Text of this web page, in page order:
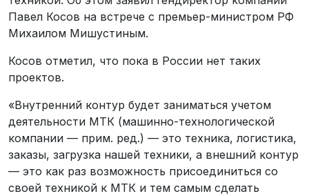
Павел Косов на встрече с премьер-министром РФ
Михаилом Мишустиным.
Косов отметил, что пока в России нет таких
проектов.
«Внутренний контур будет заниматься учетом
деятельности МТК (машинно-технологической
компании — прим. ред.) — это техника, логистика,
заказы, загрузка нашей техники, а внешний контур
— это как раз возможность присоединиться со
своей техникой к МТК и тем самым сделать